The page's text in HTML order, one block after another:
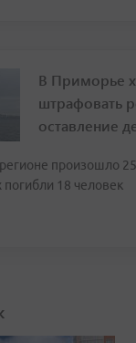
В Приморье
штрафовать
оставление
регионе произошло
18 человек